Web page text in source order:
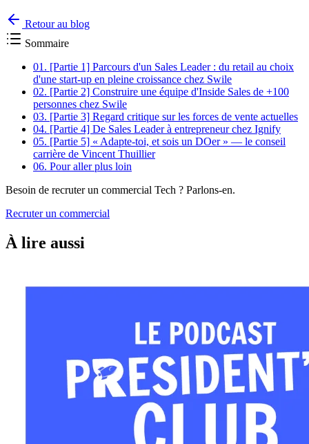
Retour au blog
Sommaire
01. [Partie 1] Parcours d'un Sales Leader : du retail au choix
d'une start-up en pleine croissance chez Swile
02. [Partie 2] Construire une équipe d'Inside Sales de +100
personnes chez Swile
03. [Partie 3] Regard critique sur les forces de vente actuelles
04. [Partie 4] De Sales Leader à entrepreneur chez Ignify
05. [Partie 5] « Adapte-toi, et sois un DOer » — le conseil
carrière de Vincent Thuillier
06. Pour aller plus loin
Besoin de recruter un commercial Tech ? Parlons-en.
Recruter un commercial
À lire aussi